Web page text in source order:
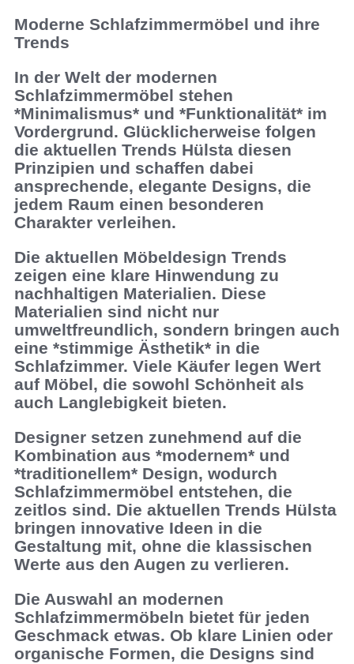
Moderne Schlafzimmermöbel und ihre
Trends
In der Welt der modernen
Schlafzimmermöbel stehen
*Minimalismus* und *Funktionalität* im
Vordergrund. Glücklicherweise folgen
die aktuellen Trends Hülsta diesen
Prinzipien und schaffen dabei
ansprechende, elegante Designs, die
jedem Raum einen besonderen
Charakter verleihen.
Die aktuellen Möbeldesign Trends
zeigen eine klare Hinwendung zu
nachhaltigen Materialien. Diese
Materialien sind nicht nur
umweltfreundlich, sondern bringen auch
eine *stimmige Ästhetik* in die
Schlafzimmer. Viele Käufer legen Wert
auf Möbel, die sowohl Schönheit als
auch Langlebigkeit bieten.
Designer setzen zunehmend auf die
Kombination aus *modernem* und
*traditionellem* Design, wodurch
Schlafzimmermöbel entstehen, die
zeitlos sind. Die aktuellen Trends Hülsta
bringen innovative Ideen in die
Gestaltung mit, ohne die klassischen
Werte aus den Augen zu verlieren.
Die Auswahl an modernen
Schlafzimmermöbeln bietet für jeden
Geschmack etwas. Ob klare Linien oder
organische Formen, die Designs sind